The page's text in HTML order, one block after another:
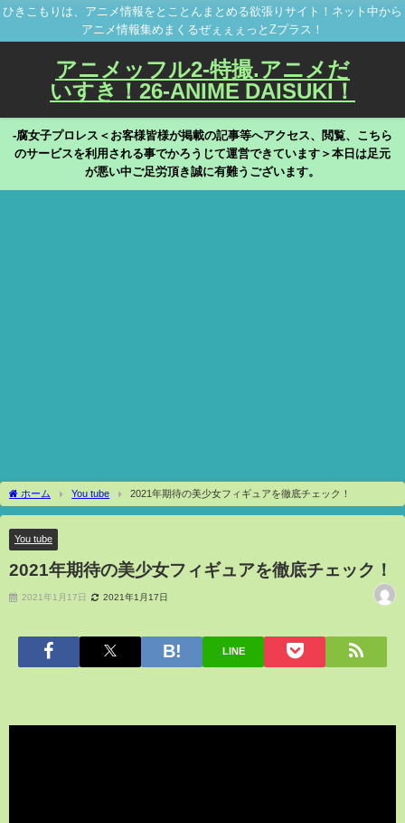
ひきこもりは、アニメ情報をとことんまとめる欲張りサイト！ネット中から
アニメ情報集めまくるぜぇぇぇっとZプラス！
アニメッフル2-特撮.アニメだ
いすき！26-ANIME DAISUKI！
-腐女子プロレス＜お客様皆様が掲載の記事等へアクセス、閲覧、こちら
のサービスを利用される事でかろうじて運営できています＞本日は足元
が悪い中ご足労頂き誠に有難うございます。
ホーム You tube 2021年期待の美少女フィギュアを徹底チェック！
You tube
2021年期待の美少女フィギュアを徹底チェック！
2021年1月17日 2021年1月17日
LINE